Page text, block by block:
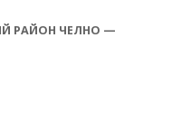
РАЙОН ЧЕЛНО —